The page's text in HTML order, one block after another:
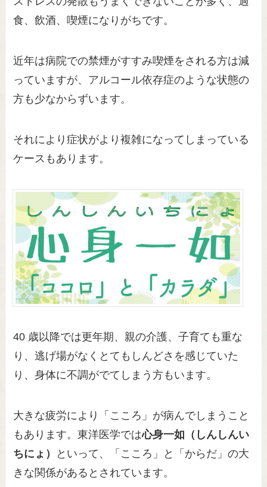
食、飲酒、喫煙になりがちです。
近年は病院での禁煙がすすみ喫煙をされる方は減
っていますが、アルコール依存症のような状態の
方も少なからずいます。
それにより症状がより複雑になってしまっている
ケースもあります。
40 歳以降では更年期、親の介護、子育ても重な
り、逃げ場がなくとてもしんどさを感じていた
り、身体に不調がでてしまう方もいます。
大きな疲労により「こころ」が病んでしまうこと
もあります。東洋医学では心身一如（しんしんい
ちにょ）
といって、「こころ」と「からだ」の大
きな関係があるとされています。